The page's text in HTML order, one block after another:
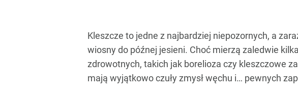
Kleszcze to jedne z najbardziej niepozornych, a
wiosny do późnej jesieni. Choć mierzą zaledwie
zdrowotnych, takich jak borelioza czy kleszczowe
mają wyjątkowo czuły zmysł węchu i… pewnych